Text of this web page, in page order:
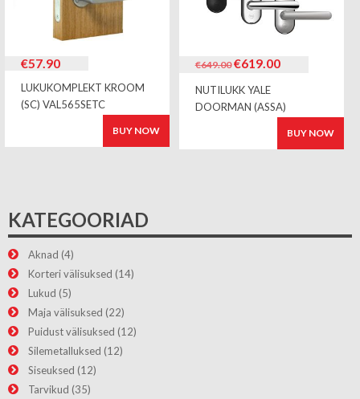
€57.90
LUKUKOMPLEKT KROOM
(SC) VAL565SETC
BUY NOW
€649.00 Algne
oli:
€649.00.
€619.00Current
€619.00.
NUTILUKK YALE
DOORMAN (ASSA)
BUY NOW
KATEGOORIAD
Aknad (4)
Korteri välisuksed (14)
Lukud (5)
Maja välisuksed (22)
Puidust välisuksed (12)
Silemetalluksed (12)
Siseuksed (12)
Tarvikud (35)